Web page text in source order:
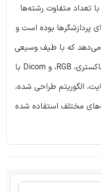
تعداد متفاوت رشته‌ها
پردازشگرها بوده است و
می‌دهد که با طیف وسیعی
از تصاویر مانند تصاویر مقیاس خاکستری، RGB، و Dicom با
الگوریتم طراحی شده،
مختلف استفاده شده